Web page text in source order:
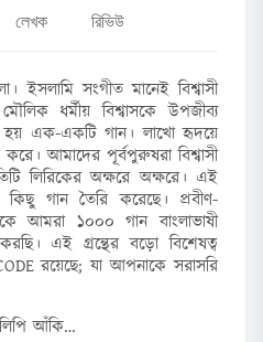
লেখক রিভিউ
ইসলামি সংগীত মানেই বিশ্বাসী
ধর্মীয় বিশ্বাসকে উপজীব্য
এক-একটি গান। লাখো হৃদয়ে
আমাদের পূর্বপুরুষরা বিশ্বাসী
লিরিকের অক্ষরে অক্ষরে। এই
গান তৈরি করেছে। প্রবীণ-
আমরা ১০০০ গান বাংলাভাষী
এই গ্রন্থের বড়ো বিশেষত্ব
রয়েছে; যা আপনাকে সরাসরি
আঁকি…